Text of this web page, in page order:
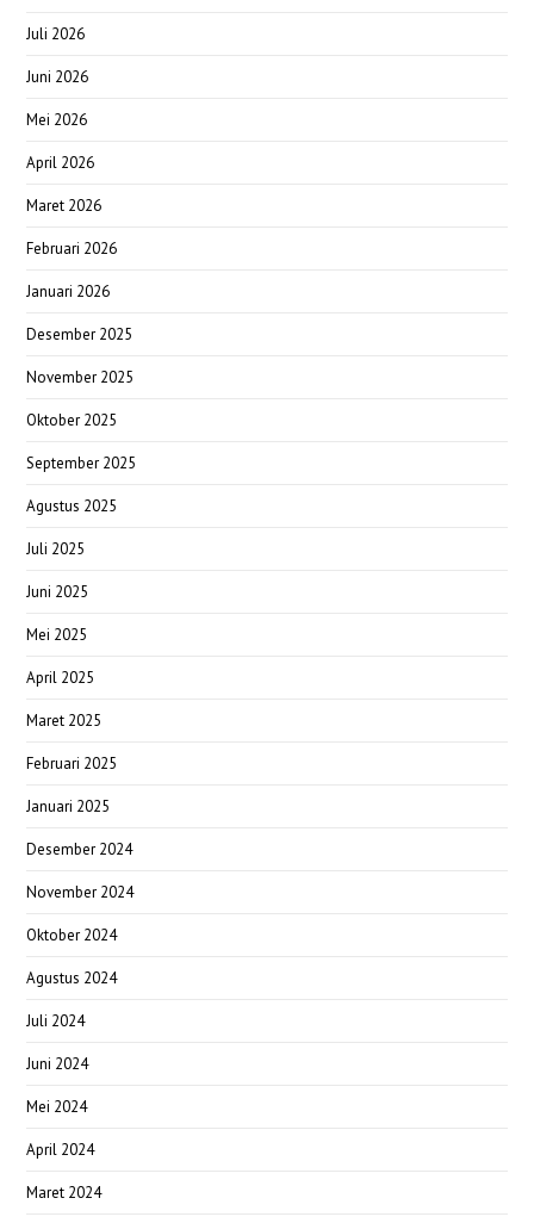
Juli 2026
Juni 2026
Mei 2026
April 2026
Maret 2026
Februari 2026
Januari 2026
Desember 2025
November 2025
Oktober 2025
September 2025
Agustus 2025
Juli 2025
Juni 2025
Mei 2025
April 2025
Maret 2025
Februari 2025
Januari 2025
Desember 2024
November 2024
Oktober 2024
Agustus 2024
Juli 2024
Juni 2024
Mei 2024
April 2024
Maret 2024